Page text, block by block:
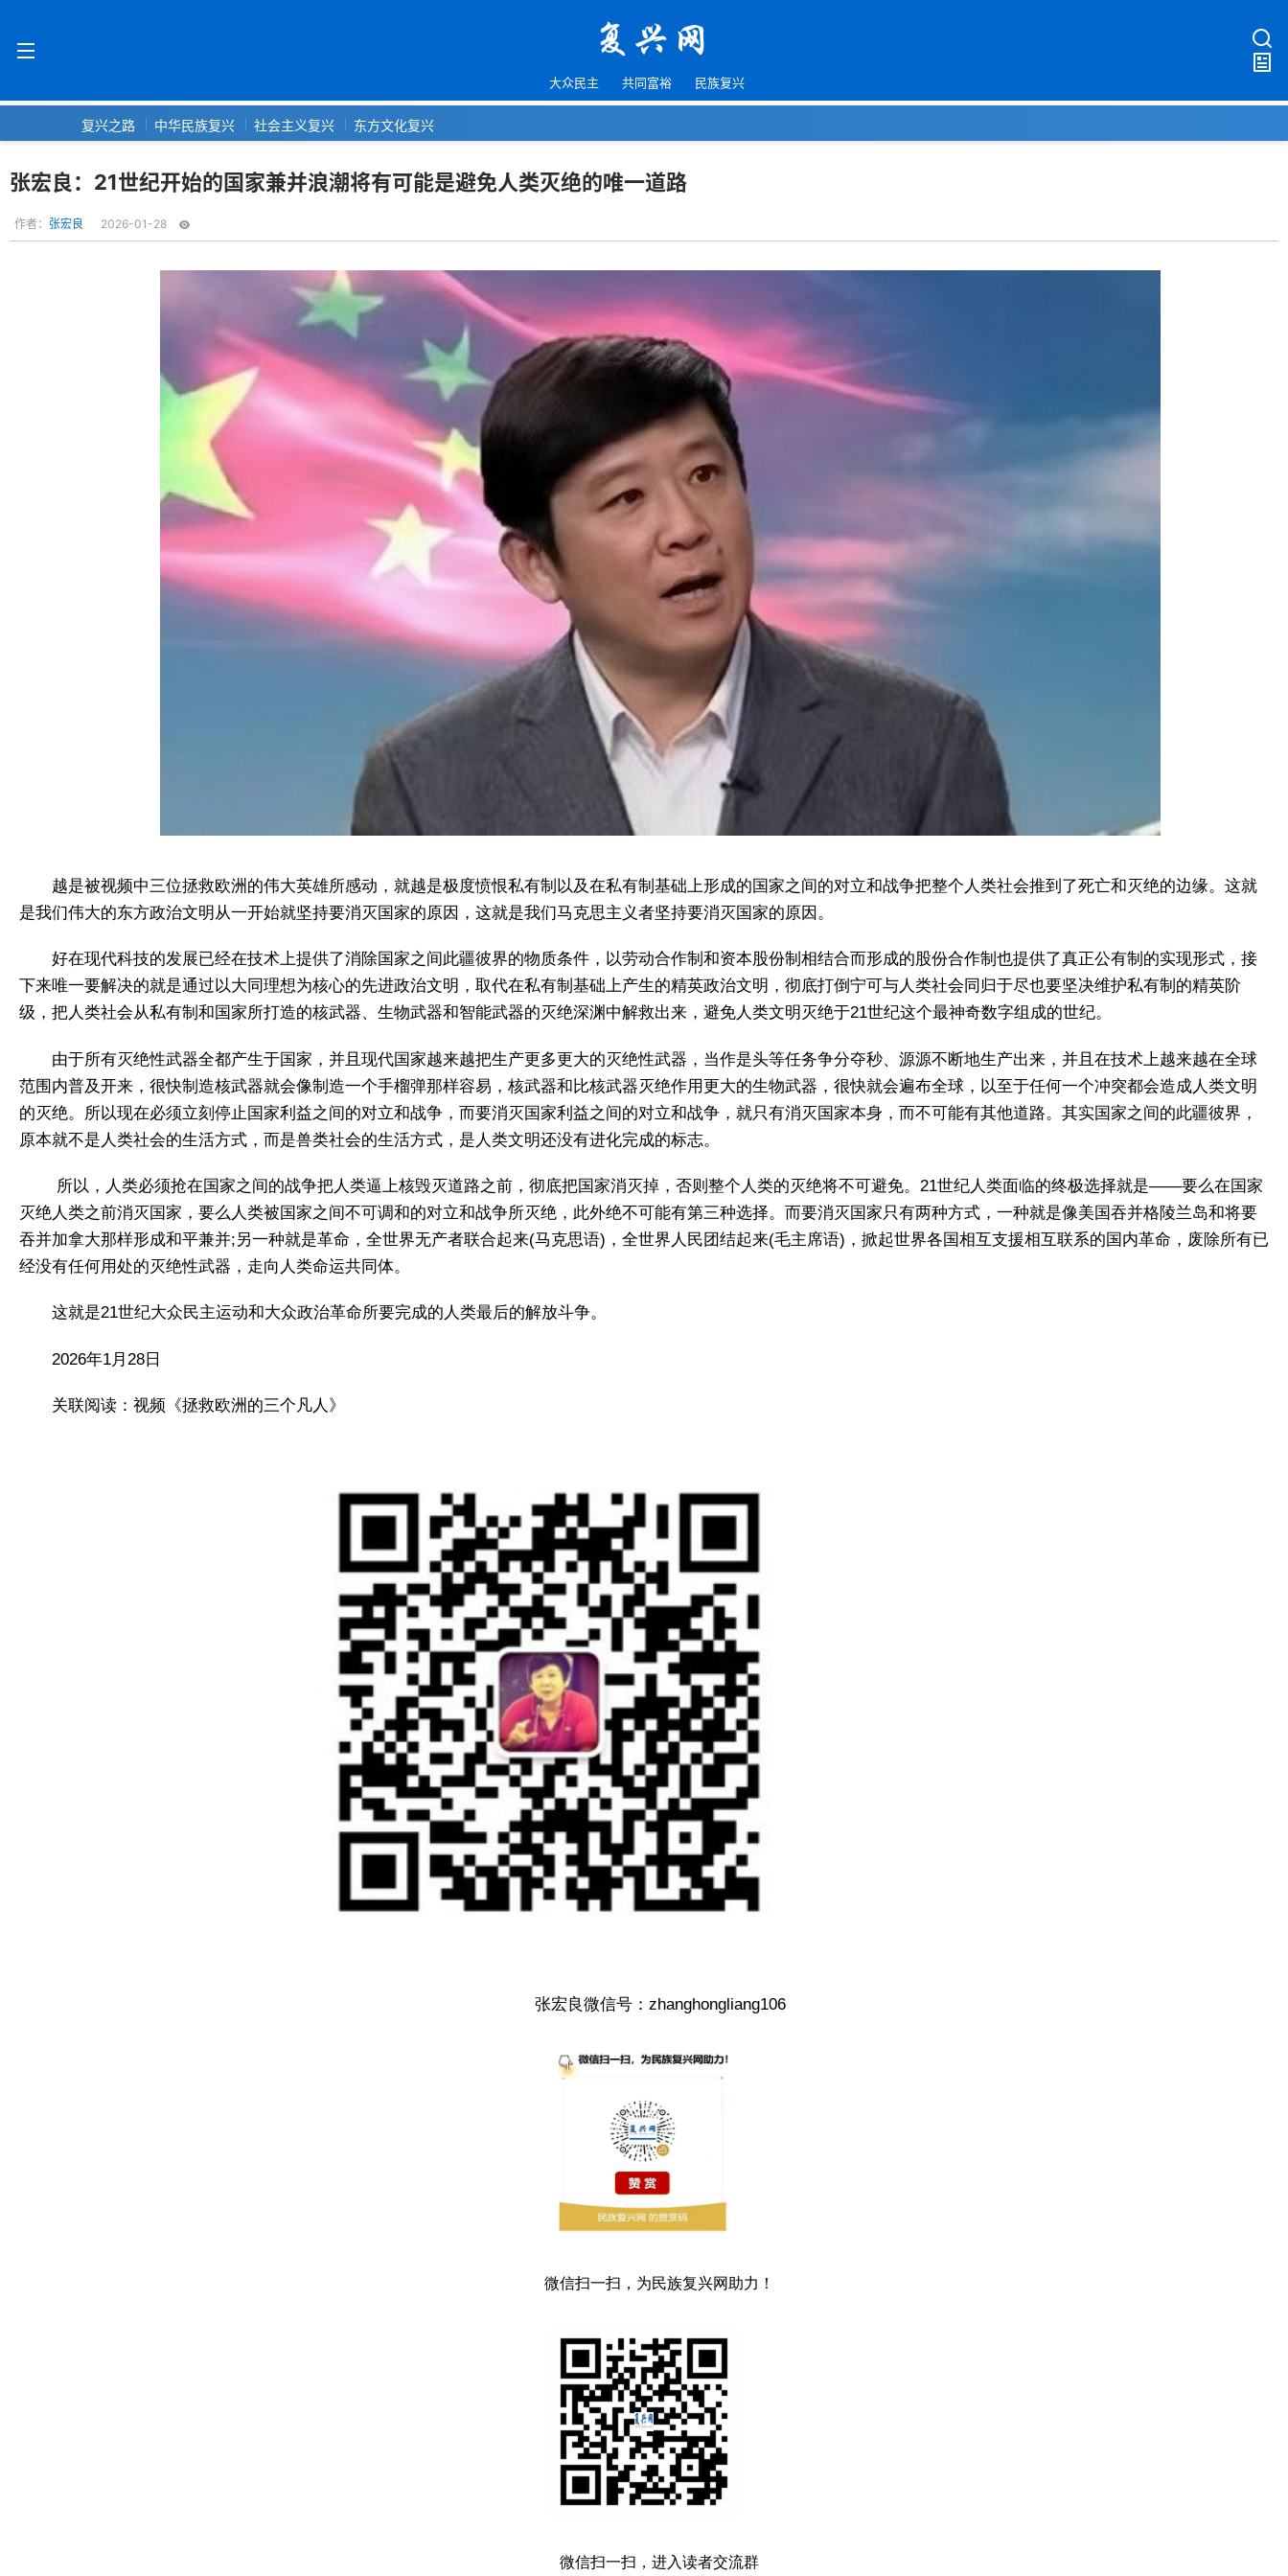
大众民主 共同富裕 民族复兴
复兴之路 中华民族复兴 社会主义复兴 东方文化复兴
张宏良：21世纪开始的国家兼并浪潮将有可能是避免人类灭绝的唯一道路
作者： 张宏良 2026-01-28
越是被视频中三位拯救欧洲的伟大英雄所感动，就越是极度愤恨私有制以及在私有制基础上形成的国家之间的对立和战争把整个人类社会推到了死亡和灭绝的边缘。这就
是我们伟大的东方政治文明从一开始就坚持要消灭国家的原因，这就是我们马克思主义者坚持要消灭国家的原因。
好在现代科技的发展已经在技术上提供了消除国家之间此疆彼界的物质条件，以劳动合作制和资本股份制相结合而形成的股份合作制也提供了真正公有制的实现形式，接
下来唯一要解决的就是通过以大同理想为核心的先进政治文明，取代在私有制基础上产生的精英政治文明，彻底打倒宁可与人类社会同归于尽也要坚决维护私有制的精英阶
级，把人类社会从私有制和国家所打造的核武器、生物武器和智能武器的灭绝深渊中解救出来，避免人类文明灭绝于21世纪这个最神奇数字组成的世纪。
​由于所有灭绝性武器全都产生于国家，并且现代国家越来越把生产更多更大的灭绝性武器，当作是头等任务争分夺秒、源源不断地生产出来，并且在技术上越来越在全球
范围内普及开来，很快制造核武器就会像制造一个手榴弹那样容易，核武器和比核武器灭绝作用更大的生物武器，很快就会遍布全球，以至于任何一个冲突都会造成人类文明
的灭绝。所以现在必须立刻停止国家利益之间的对立和战争，而要消灭国家利益之间的对立和战争，就只有消灭国家本身，而不可能有其他道路。其实国家之间的此疆彼界，
原本就不是人类社会的生活方式，而是兽类社会的生活方式，是人类文明还没有进化完成的标志。
​ 所以，人类必须抢在国家之间的战争把人类逼上核毁灭道路之前，彻底把国家消灭掉，否则整个人类的灭绝将不可避免。21世纪人类面临的终极选择就是——要么在国家
灭绝人类之前消灭国家，要么人类被国家之间不可调和的对立和战争所灭绝，此外绝不可能有第三种选择。而要消灭国家只有两种方式，一种就是像美国吞并格陵兰岛和将要
吞并加拿大那样形成和平兼并;另一种就是革命，全世界无产者联合起来(马克思语)，全世界人民团结起来(毛主席语)，掀起世界各国相互支援相互联系的国内革命，废除所有已
经没有任何用处的灭绝性武器，走向人类命运共同体。
这就是21世纪大众民主运动和大众政治革命所要完成的人类最后的解放斗争。
2026年1月28日
关联阅读：视频《拯救欧洲的三个凡人》
张宏良微信号：zhanghongliang106
微信扫一扫，为民族复兴网助力！
微信扫一扫，进入读者交流群